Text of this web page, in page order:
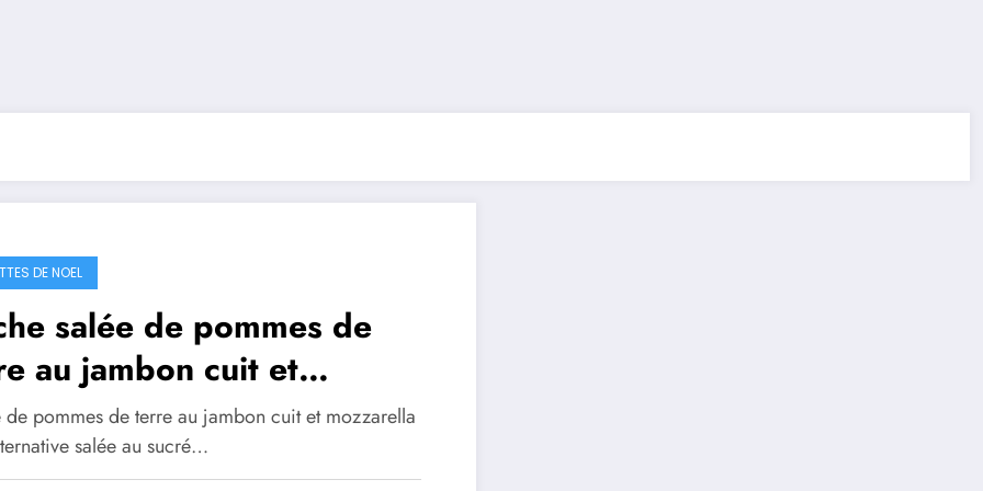
DE NOEL
salée de pommes de
au jambon cuit et
de pommes de terre au jambon cuit et mozzarella
salée au sucré…